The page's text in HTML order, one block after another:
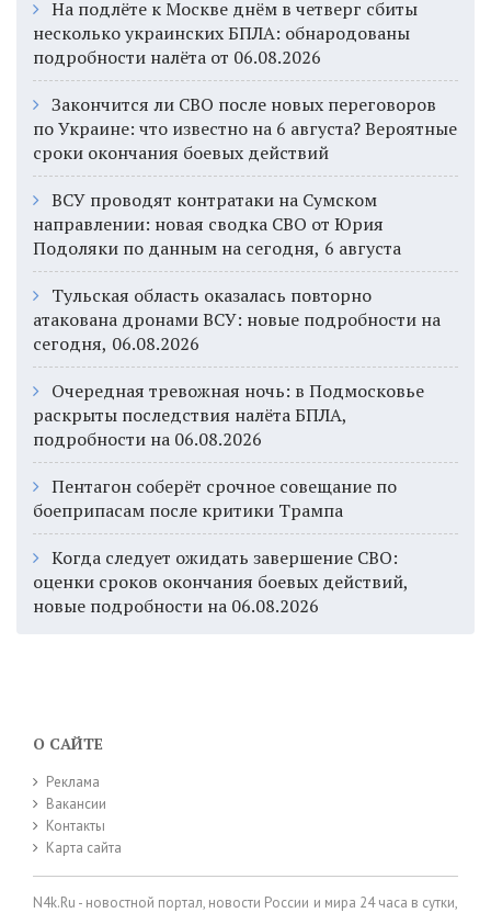
На подлёте к Москве днём в четверг сбиты
несколько украинских БПЛА: обнародованы
подробности налёта от 06.08.2026
Закончится ли СВО после новых переговоров
по Украине: что известно на 6 августа? Вероятные
сроки окончания боевых действий
ВСУ проводят контратаки на Сумском
направлении: новая сводка СВО от Юрия
Подоляки по данным на сегодня, 6 августа
Тульская область оказалась повторно
атакована дронами ВСУ: новые подробности на
сегодня, 06.08.2026
Очередная тревожная ночь: в Подмосковье
раскрыты последствия налёта БПЛА,
подробности на 06.08.2026
Пентагон соберёт срочное совещание по
боеприпасам после критики Трампа
Когда следует ожидать завершение СВО:
оценки сроков окончания боевых действий,
новые подробности на 06.08.2026
О САЙТЕ
Реклама
Вакансии
Контакты
Карта сайта
N4k.Ru - новостной портал, новости России и мира 24 часа в сутки,